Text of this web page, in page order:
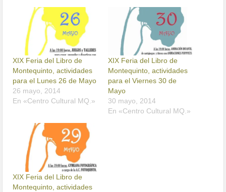
XIX Feria del Libro de
Montequinto, actividades
para el Lunes 26 de Mayo
26 mayo, 2014
En «Centro Cultural MQ.»
XIX Feria del Libro de
Montequinto, actividades
para el Viernes 30 de
Mayo
30 mayo, 2014
En «Centro Cultural MQ.»
XIX Feria del Libro de
Montequinto, actividades